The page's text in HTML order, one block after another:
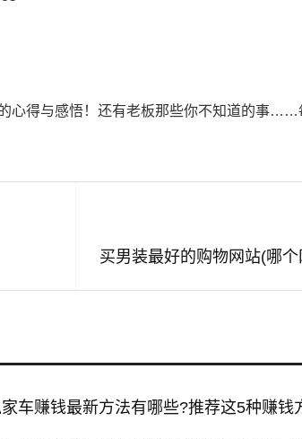
心得与感悟！还有老板那些你不知道的事……
车赚钱最新方法有哪些?推荐这5种赚钱